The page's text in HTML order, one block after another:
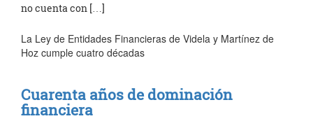
no cuenta con […]
La Ley de Entidades Financieras de Videla y Martínez de
Hoz cumple cuatro décadas
Cuarenta años de dominación
financiera